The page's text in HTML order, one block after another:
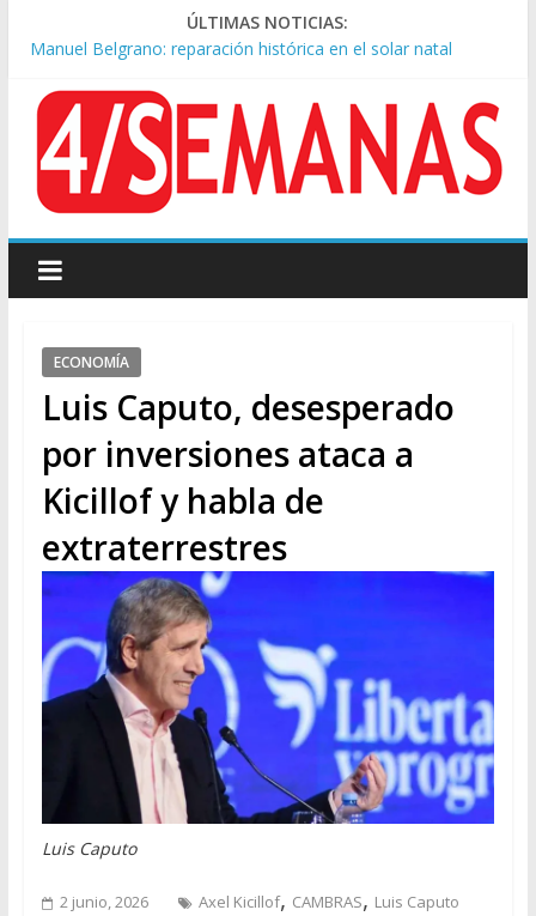
ÚLTIMAS NOTICIAS:
Manuel Belgrano: reparación histórica en el solar natal
Servicio Meteorológico
Los alquileres de departamentos en la CABA aumentaron
1,6% en julio
Rechazo a la Ley de Tierras: se espera un fuerte operativo
frente al Congreso
ECONOMÍA
Luis Caputo, desesperado
por inversiones ataca a
Kicillof y habla de
extraterrestres
Luis Caputo
2 junio, 2026 Axel Kicillof, CAMBRAS, Luis Caputo